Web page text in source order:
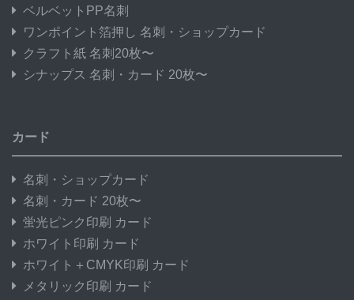
ベルベットPP名刺
ワンポイント箔押し 名刺・ショップカード
クラフト紙 名刺20枚〜
シナップス 名刺・カード 20枚〜
カード
名刺・ショップカード
名刺・カード 20枚〜
蛍光ピンク印刷 カード
ホワイト印刷 カード
ホワイト＋CMYK印刷 カード
メタリック印刷 カード